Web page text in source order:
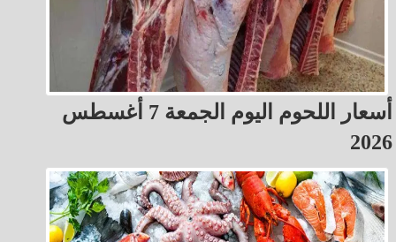
أسعار اللحوم اليوم الجمعة 7 أغسطس
2026